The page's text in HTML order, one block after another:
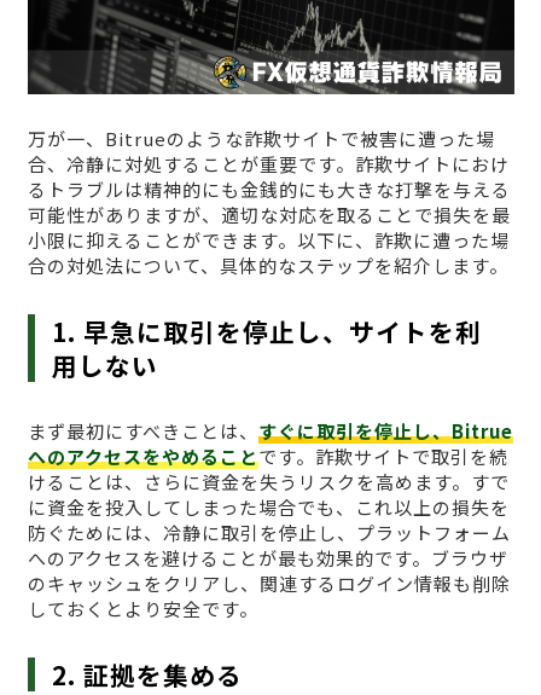
万が一、Bitrueのような詐欺サイトで被害に遭った場
合、冷静に対処することが重要です。詐欺サイトにおけ
るトラブルは精神的にも金銭的にも大きな打撃を与える
可能性がありますが、適切な対応を取ることで損失を最
小限に抑えることができます。以下に、詐欺に遭った場
合の対処法について、具体的なステップを紹介します。
1. 早急に取引を停止し、サイトを利
用しない
まず最初にすべきことは、 すぐに取引を停止し、Bitrue
へのアクセスをやめることです。詐欺サイトで取引を続
けることは、さらに資金を失うリスクを高めます。すで
に資金を投入してしまった場合でも、これ以上の損失を
防ぐためには、冷静に取引を停止し、プラットフォーム
へのアクセスを避けることが最も効果的です。ブラウザ
のキャッシュをクリアし、関連するログイン情報も削除
しておくとより安全です。
2. 証拠を集める